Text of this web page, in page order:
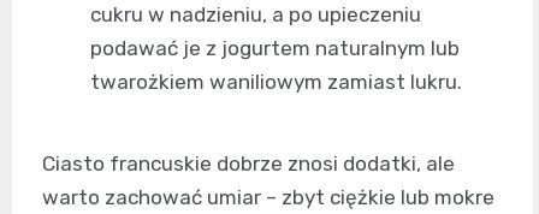
cukru w nadzieniu, a po upieczeniu
podawać je z jogurtem naturalnym lub
twarożkiem waniliowym zamiast lukru.
Ciasto francuskie dobrze znosi dodatki, ale
warto zachować umiar – zbyt ciężkie lub mokre